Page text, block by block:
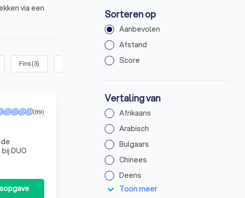
via een
Fins(3) Grieks(3 )
(89)
DUO
Sorteren op
Aanbevolen
Afstand
Score
Vertaling van
Afrikaans
Arabisch
Bulgaars
Chinees
Deens
expand_more Toon meer